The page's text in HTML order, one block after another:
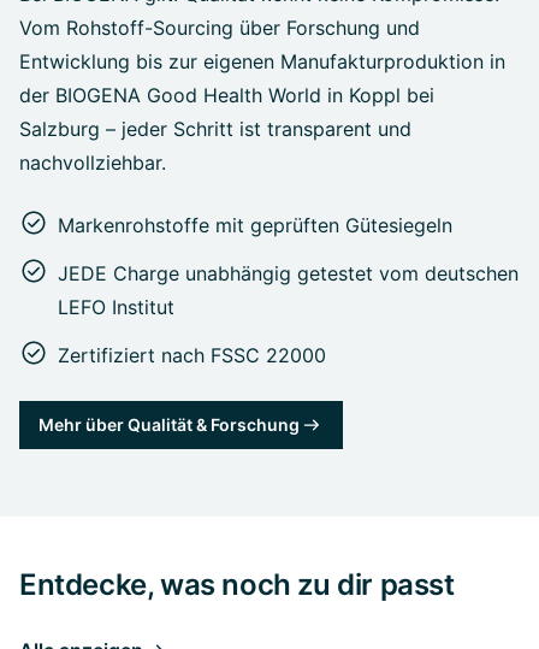
Vom Rohstoff-Sourcing über Forschung und
Entwicklung bis zur eigenen Manufakturproduktion in
der BIOGENA Good Health World in Koppl bei
Salzburg – jeder Schritt ist transparent und
nachvollziehbar.
Markenrohstoffe mit geprüften Gütesiegeln
JEDE Charge unabhängig getestet vom deutschen
LEFO Institut
Zertifiziert nach FSSC 22000
Mehr über Qualität & Forschung
Entdecke, was noch zu dir passt